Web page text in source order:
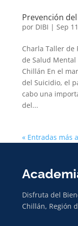
Prevención
por DIBI | Sep
Charla Taller de
de Salud Mental
Chillán En el
del Suicidio, el
cabo una
del...
« Entradas más
Disfruta del
Chillán, Región